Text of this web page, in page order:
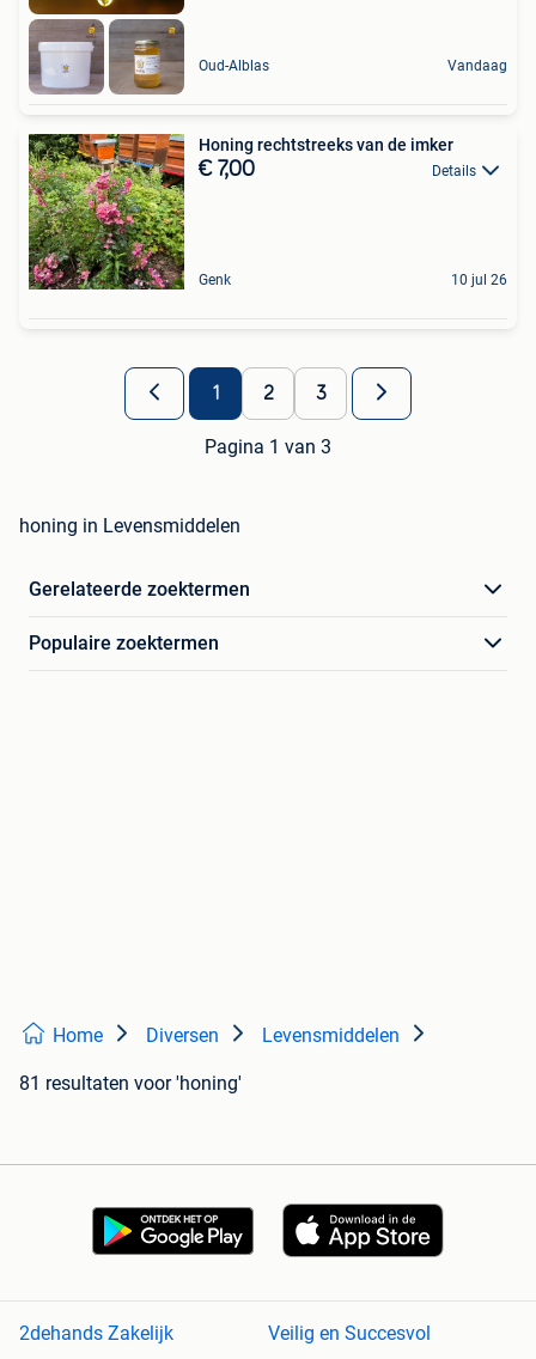
Oud-Alblas Vandaag
Honing rechtstreeks van de imker
€ 7,00 Details
Genk 10 jul 26
1 2 3
Pagina 1 van 3
honing in Levensmiddelen
Gerelateerde zoektermen
Populaire zoektermen
Home Diversen Levensmiddelen
81 resultaten voor 'honing'
2dehands Zakelijk Veilig en Succesvol